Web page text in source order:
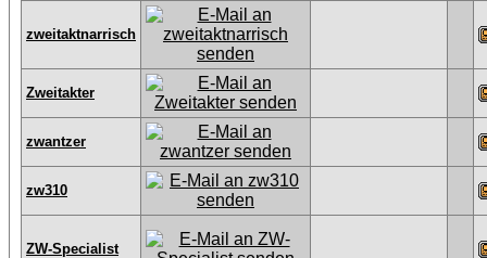
zweitaktnarrisch
Zweitakter
zwantzer
zw310
ZW-Specialist